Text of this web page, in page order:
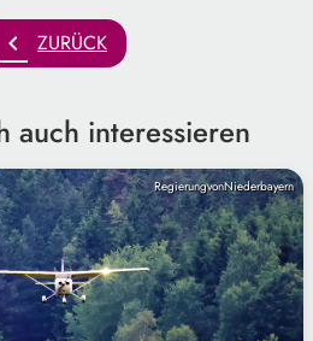
chevron_left ZURÜCK
auch interessieren
RegierungvonNiederbayern